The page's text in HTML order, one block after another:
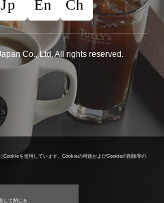
Co., Ltd. All rights reserved.
Cookieを使用しています。 Cookieの用途およびCookieの削除等の
して閉じる